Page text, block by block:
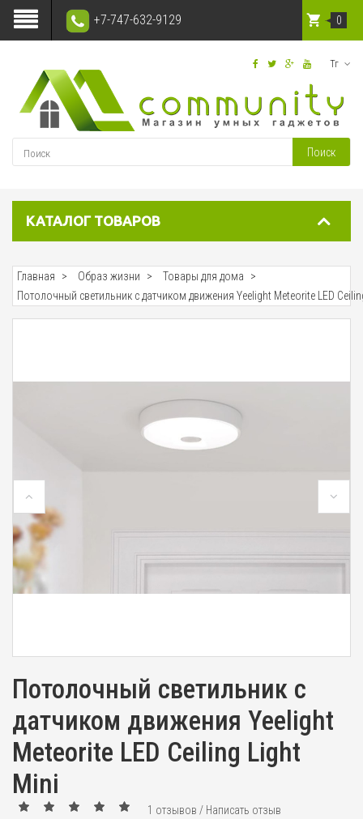
+7-747-632-9129
Тг
Поиск
0
КАТАЛОГ ТОВАРОВ
Главная Образ жизни
Товары для дома
Потолочный светильник с датчиком движения Yeelight Meteorite LED
Потолочный светильник с
датчиком движения Yeelight
Meteorite LED Ceiling Light
Mini
1 отзывов / Написать отзыв